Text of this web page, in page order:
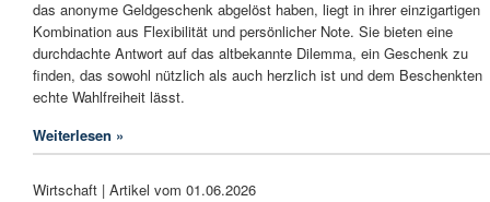
das anonyme Geldgeschenk abgelöst haben, liegt in ihrer einzigartigen
Kombination aus Flexibilität und persönlicher Note. Sie bieten eine
durchdachte Antwort auf das altbekannte Dilemma, ein Geschenk zu
finden, das sowohl nützlich als auch herzlich ist und dem Beschenkten
echte Wahlfreiheit lässt.
Weiterlesen »
Wirtschaft | Artikel vom 01.06.2026